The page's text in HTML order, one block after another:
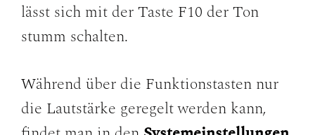
lässt sich mit der Taste F10 der Ton
stumm schalten.
Während über die Funktionstasten nur
die Lautstärke geregelt werden kann,